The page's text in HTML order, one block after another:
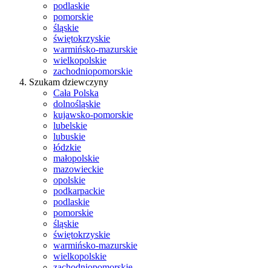
podlaskie
pomorskie
śląskie
świętokrzyskie
warmińsko-mazurskie
wielkopolskie
zachodniopomorskie
Szukam dziewczyny
Cała Polska
dolnośląskie
kujawsko-pomorskie
lubelskie
lubuskie
łódzkie
małopolskie
mazowieckie
opolskie
podkarpackie
podlaskie
pomorskie
śląskie
świętokrzyskie
warmińsko-mazurskie
wielkopolskie